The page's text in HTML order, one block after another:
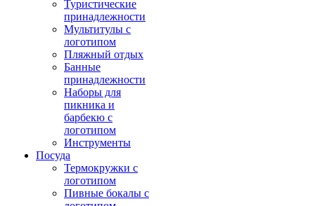
Туристические
принадлежности
Мультитулы с
логотипом
Пляжный отдых
Банные
принадлежности
Наборы для
пикника и
барбекю с
логотипом
Инструменты
Посуда
Термокружки с
логотипом
Пивные бокалы с